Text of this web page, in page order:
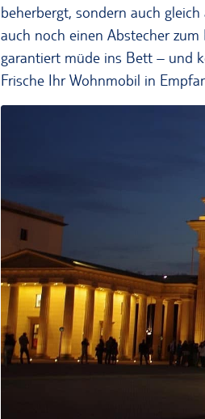
beherbergt, sondern auch
auch noch einen Abstecher
garantiert müde ins Bett – und
Frische Ihr Wohnmobil in